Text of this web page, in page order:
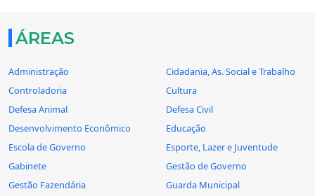
ÁREAS
Administração
Cidadania, As. Social e Trabalho
Controladoria
Cultura
Defesa Animal
Defesa Civil
Desenvolvimento Econômico
Educação
Escola de Governo
Esporte, Lazer e Juventude
Gabinete
Gestão de Governo
Gestão Fazendária
Guarda Municipal